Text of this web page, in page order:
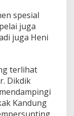
spesial
juga
juga Heni
terlihat
Dikdik
Kandung